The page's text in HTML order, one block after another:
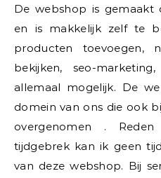
De webshop is gemaakt
en is makkelijk zelf te
producten toevoegen,
bekijken, seo-
allemaal mogelijk. De
domein van ons die ook
overgenomen .
tijdgebrek kan ik geen
van deze webshop. Bij